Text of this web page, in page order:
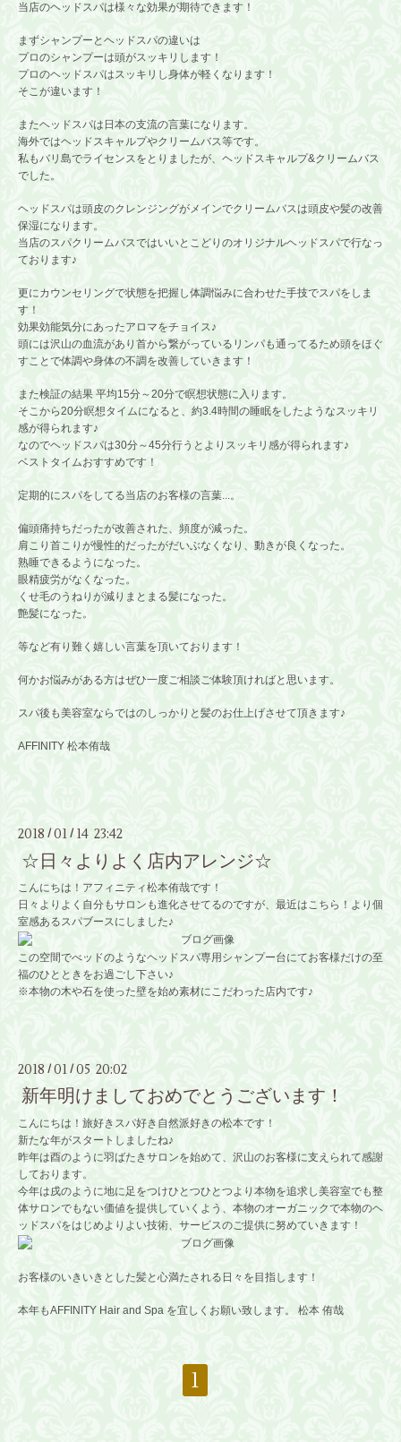
当店のヘッドスパは様々な効果が期待できます！
まずシャンプーとヘッドスパの違いは
プロのシャンプーは頭がスッキリします！
プロのヘッドスパはスッキリし身体が軽くなります！
そこが違います！
またヘッドスパは日本の支流の言葉になります。
海外ではヘッドスキャルプやクリームバス等です。
私もバリ島でライセンスをとりましたが、ヘッドスキャルプ&クリームバス
でした。
ヘッドスパは頭皮のクレンジングがメインでクリームバスは頭皮や髪の改善
保湿になります。
当店のスパクリームバスではいいとこどりのオリジナルヘッドスパで行なっ
ております♪
更にカウンセリングで状態を把握し体調悩みに合わせた手技でスパをしま
す！
効果効能気分にあったアロマをチョイス♪
頭には沢山の血流があり首から繋がっているリンパも通ってるため頭をほぐ
すことで体調や身体の不調を改善していきます！
また検証の結果 平均15分～20分で瞑想状態に入ります。
そこから20分瞑想タイムになると、約3.4時間の睡眠をしたようなスッキリ
感が得られます♪
なのでヘッドスパは30分～45分行うとよりスッキリ感が得られます♪
ベストタイムおすすめです！
定期的にスパをしてる当店のお客様の言葉...。
偏頭痛持ちだったが改善された、頻度が減った。
肩こり首こりが慢性的だったがだいぶなくなり、動きが良くなった。
熟睡できるようになった。
眼精疲労がなくなった。
くせ毛のうねりが減りまとまる髪になった。
艶髪になった。
等など有り難く嬉しい言葉を頂いております！
何かお悩みがある方はぜひ一度ご相談ご体験頂ければと思います。
スパ後も美容室ならではのしっかりと髪のお仕上げさせて頂きます♪
AFFINITY 松本侑哉
2018 /01 / 14 23:42
☆日々よりよく店内アレンジ☆
こんにちは！アフィニティ松本侑哉です！
日々よりよく自分もサロンも進化させてるのですが、最近はこちら！より個
室感あるスパブースにしました♪
この空間でべッドのようなヘッドスパ専用シャンプー台にてお客様だけの至
福のひとときをお過ごし下さい♪
※本物の木や石を使った壁を始め素材にこだわった店内です♪
2018 / 01 /05 20:02
新年明けましておめでとうございます！
こんにちは！旅好きスパ好き自然派好きの松本です！
新たな年がスタートしましたね♪
昨年は酉のように羽ばたきサロンを始めて、沢山のお客様に支えられて感謝
しております。
今年は戌のように地に足をつけひとつひとつより本物を追求し美容室でも整
体サロンでもない価値を提供していくよう、本物のオーガニックで本物のヘ
ッドスパをはじめよりよい技術、サービスのご提供に努めていきます！
お客様のいきいきとした髪と心満たされる日々を目指します！
本年もAFFINITY Hair and Spa を宜しくお願い致します。 松本 侑哉
1